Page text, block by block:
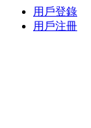
用戶登錄
用戶注冊